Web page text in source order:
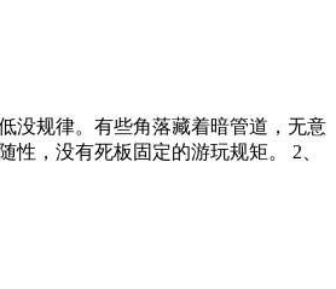
没规律。有些角落藏着暗管道，无意
没有死板固定的游玩规矩。 2、